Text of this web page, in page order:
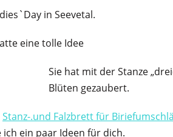
in Seevetal.
eine tolle Idee
Sie hat mit der Stanze
Blüten gezaubert.
Stanz-.und Falzbrett für
ein paar Ideen für dich.